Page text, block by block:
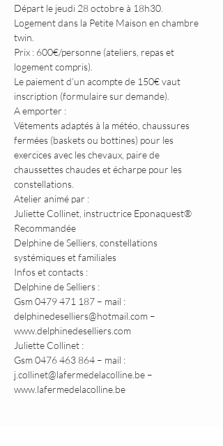
Départ le jeudi 28 octobre à 18h30.
Logement dans la Petite Maison en chambre
twin.
Prix : 600€/personne (ateliers, repas et
logement compris).
Le paiement d’un acompte de 150€ vaut
inscription (formulaire sur demande).
A emporter :
Vêtements adaptés à la météo, chaussures
fermées (baskets ou bottines) pour les
exercices avec les chevaux, paire de
chaussettes chaudes et écharpe pour les
constellations.
Atelier animé par :
Juliette Collinet, instructrice Eponaquest®
Recommandée
Delphine de Selliers, constellations
systémiques et familiales
Infos et contacts :
Delphine de Selliers :
Gsm 0479 471 187 – mail :
delphinedeselliers@hotmail.com –
www.delphinedeselliers.com
Juliette Collinet :
Gsm 0476 463 864 – mail :
j.collinet@lafermedelacolline.be –
www.lafermedelacolline.be